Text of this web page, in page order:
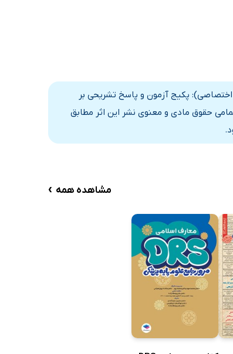
پکیج آزمون و پاسخ تشریحی بر
حقوق مادی و معنوی نشر این اثر مطابق
مشاهده همه ›